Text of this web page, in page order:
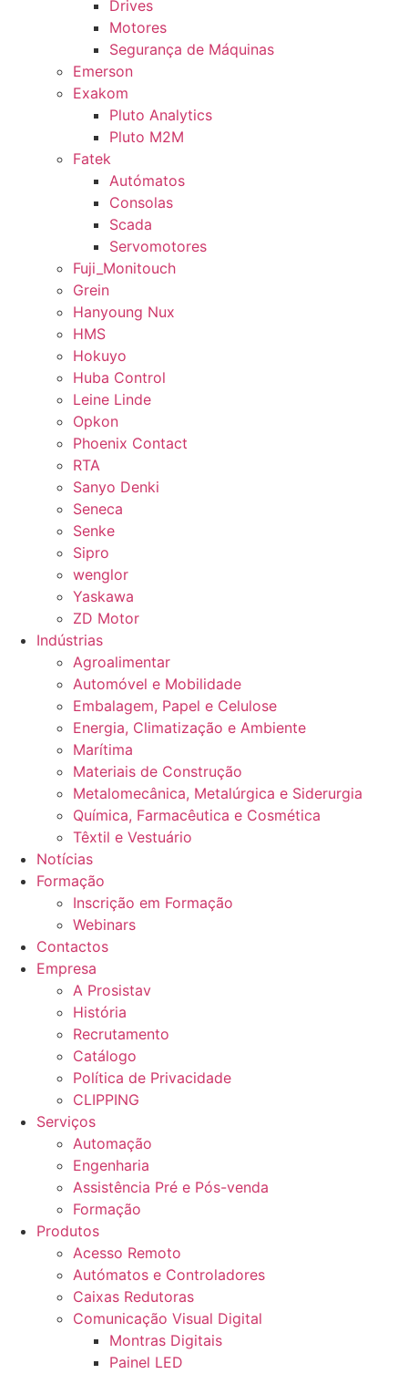
Drives
Motores
Segurança de Máquinas
Emerson
Exakom
Pluto Analytics
Pluto M2M
Fatek
Autómatos
Consolas
Scada
Servomotores
Fuji_Monitouch
Grein
Hanyoung Nux
HMS
Hokuyo
Huba Control
Leine Linde
Opkon
Phoenix Contact
RTA
Sanyo Denki
Seneca
Senke
Sipro
wenglor
Yaskawa
ZD Motor
Indústrias
Agroalimentar
Automóvel e Mobilidade
Embalagem, Papel e Celulose
Energia, Climatização e Ambiente
Marítima
Materiais de Construção
Metalomecânica, Metalúrgica e Siderurgia
Química, Farmacêutica e Cosmética
Têxtil e Vestuário
Notícias
Formação
Inscrição em Formação
Webinars
Contactos
Empresa
A Prosistav
História
Recrutamento
Catálogo
Política de Privacidade
CLIPPING
Serviços
Automação
Engenharia
Assistência Pré e Pós-venda
Formação
Produtos
Acesso Remoto
Autómatos e Controladores
Caixas Redutoras
Comunicação Visual Digital
Montras Digitais
Painel LED